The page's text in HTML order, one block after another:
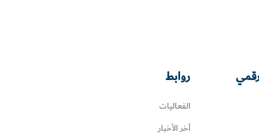
روابط
الفعاليات
آخر الأخبار